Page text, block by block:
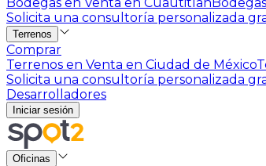
Solicita una consultoría personalizada
Terrenos
Comprar
Terrenos en Venta en Ciudad de México
Solicita una consultoría personalizada
Desarrolladores
Iniciar sesión
Oficinas